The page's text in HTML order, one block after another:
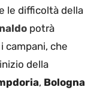
le difficoltà della
potrà
campani, che
della
, Bologna